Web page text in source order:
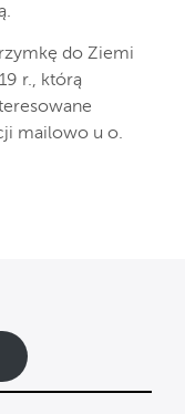
do Ziemi
r., którą
mailowo u o.